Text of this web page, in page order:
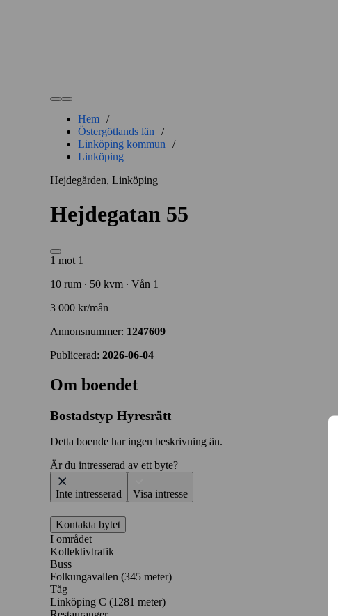
Hem /
Östergötlands län
/
Linköping kommun
/
Linköping
Hejdegården, Linköping
Hejdegatan 55
1 mot 1
10 rum ∙ 50 kvm ∙ Vån 1
3 000 kr/mån
Annonsnummer: 1247609
Publicerad: 2026-06-04
Om boendet
Bostadstyp Hyresrätt
Detta boende har ingen beskrivning än.
Är du intresserad av ett byte?
Inte intresserad Visa intresse
Kontakta bytet
I området
Kollektivtrafik
Buss
Folkungavallen (345 meter)
Tåg
Linköping C (1281 meter)